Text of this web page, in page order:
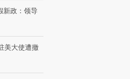
新政：领导
美大使遭撤